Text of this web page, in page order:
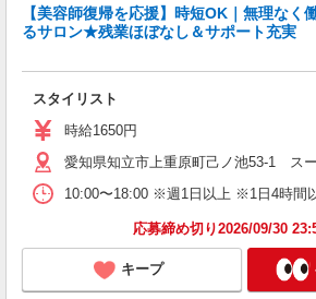
【美容師復帰を応援】時短OK｜無理なく
るサロン★残業ほぼなし＆サポート充実
スタイリスト
時給1650円
愛知県知立市上重原町己ノ池53-1 ス
10:00〜18:00 ※週1日以上 ※1日4時間
応募締め切り2026/09/30
キープ